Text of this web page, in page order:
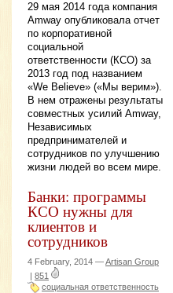
29 мая 2014 года компания
Amway опубликовала отчет
по корпоративной
социальной
ответственности (КСО) за
2013 год под названием
«We Believe» («Мы верим»).
В нем отражены результаты
совместных усилий Amway,
Независимых
предпринимателей и
сотрудников по улучшению
жизни людей во всем мире.
Банки: программы
КСО нужны для
клиентов и
сотрудников
4 February, 2014 —Artisan Group
| 851
социальная ответственность